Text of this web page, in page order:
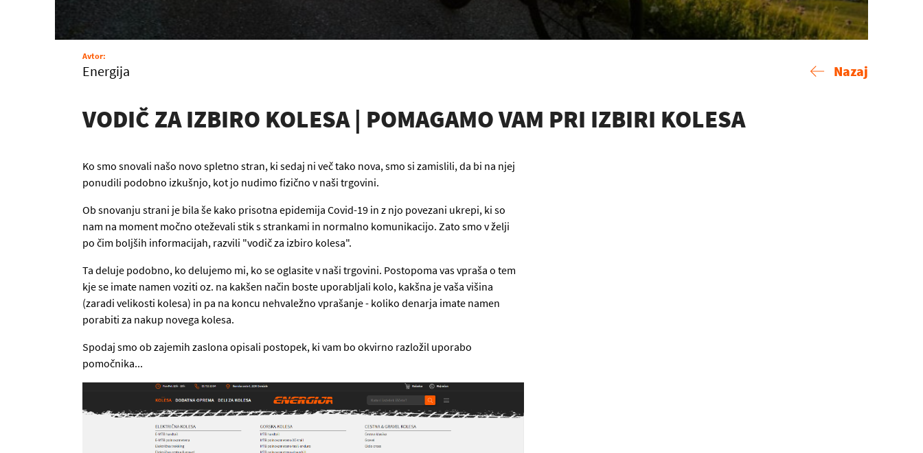
Nazaj
Avtor:
Energija
VODIČ ZA IZBIRO KOLESA | POMAGAMO VAM PRI IZBIRI KOLESA
Ko smo snovali našo novo spletno stran, ki sedaj ni več tako nova, smo si zamislili, da bi na njej
ponudili podobno izkušnjo, kot jo nudimo fizično v naši trgovini.
Ob snovanju strani je bila še kako prisotna epidemija Covid-19 in z njo povezani ukrepi, ki so
nam na moment močno oteževali stik s strankami in normalno komunikacijo. Zato smo v želji
po čim boljših informacijah, razvili "vodič za izbiro kolesa".
Ta deluje podobno, ko delujemo mi, ko se oglasite v naši trgovini. Postopoma vas vpraša o tem
kje se imate namen voziti oz. na kakšen način boste uporabljali kolo, kakšna je vaša višina
(zaradi velikosti kolesa) in pa na koncu nehvaležno vprašanje - koliko denarja imate namen
porabiti za nakup novega kolesa.
Spodaj smo ob zajemih zaslona opisali postopek, ki vam bo okvirno razložil uporabo
pomočnika...